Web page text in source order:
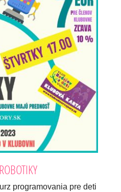
programovania pre deti